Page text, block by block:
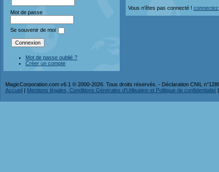
Mot de passe
Se souvenir de moi
Mot de passe oublié ?
Créer un compte
Vous n'êtes pas connecté !
MagicCorporation.com v6.1 © 2000-2026. Tous droits réservés. - Déclaration CNIL
Accueil | Mentions légales, Conditions Générales d'Utilisation et Politique de confidentialité